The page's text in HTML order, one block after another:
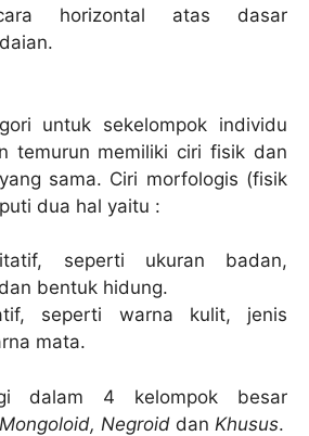
horizontal atas dasar
untuk sekelompok individu
temurun memiliki ciri fisik dan
sama. Ciri morfologis (fisik
dua hal yaitu :
seperti ukuran badan,
bentuk hidung.
seperti warna kulit, jenis
mata.
dalam 4 kelompok besar
Negroid dan Khusus.